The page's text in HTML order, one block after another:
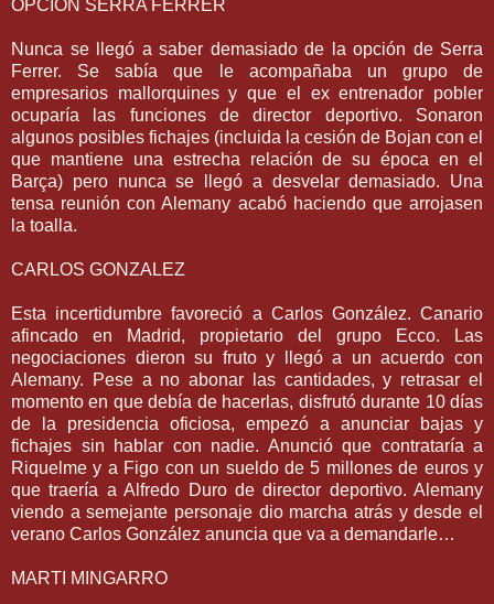
OPCIÓN SERRA FERRER
Nunca se llegó a saber demasiado de la opción de Serra
Ferrer. Se sabía que le acompañaba un grupo de
empresarios mallorquines y que el ex entrenador pobler
ocuparía las funciones de director deportivo. Sonaron
algunos posibles fichajes (incluida la cesión de Bojan con el
que mantiene una estrecha relación de su época en el
Barça) pero nunca se llegó a desvelar demasiado. Una
tensa reunión con Alemany acabó haciendo que arrojasen
la toalla.
CARLOS GONZALEZ
Esta incertidumbre favoreció a Carlos González. Canario
afincado en Madrid, propietario del grupo Ecco. Las
negociaciones dieron su fruto y llegó a un acuerdo con
Alemany. Pese a no abonar las cantidades, y retrasar el
momento en que debía de hacerlas, disfrutó durante 10 días
de la presidencia oficiosa, empezó a anunciar bajas y
fichajes sin hablar con nadie. Anunció que contrataría a
Riquelme y a Figo con un sueldo de 5 millones de euros y
que traería a Alfredo Duro de director deportivo. Alemany
viendo a semejante personaje dio marcha atrás y desde el
verano Carlos González anuncia que va a demandarle…
MARTI MINGARRO